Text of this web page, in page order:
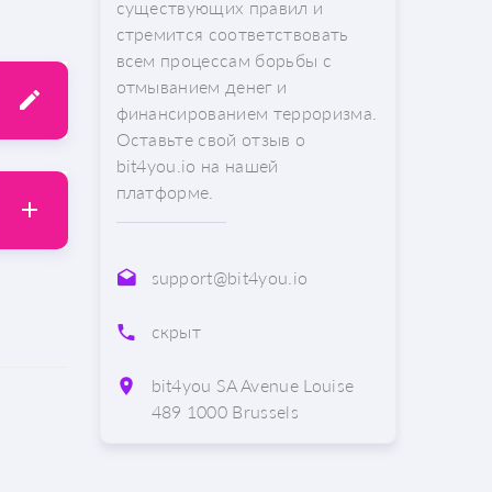
существующих правил и
стремится соответствовать
всем процессам борьбы с
отмыванием денег и
финансированием терроризма.
Оставьте свой отзыв о
bit4you.io на нашей
платформе.
support@bit4you.io
скрыт
bit4you SA Avenue Louise
489 1000 Brussels